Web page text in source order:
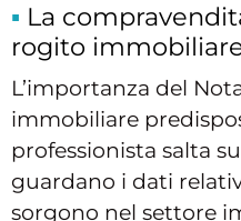
La
rogito
L’importanza del
immobiliare
professionista salta
guardano i dati
sorgono nel settore